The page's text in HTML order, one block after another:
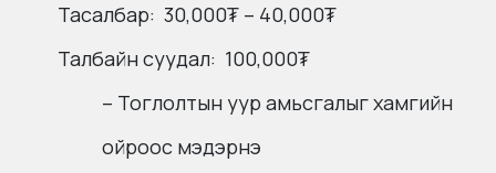
Тасалбар: 30,000₮ – 40,000₮
Талбайн суудал: 100,000₮
– Тоглолтын уур амьсгалыг хамгийн
ойроос мэдэрнэ